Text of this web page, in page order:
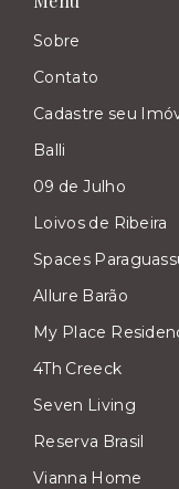
Sobre
Contato
Cadastre seu
Balli
09 de Julho
Loivos de Ribeira
Spaces
Allure Barão
My Place
4Th Creeck
Seven Living
Reserva Brasil
Vianna Home